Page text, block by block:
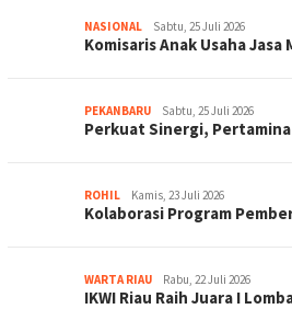
NASIONAL Sabtu, 25 Juli 2026
Komisaris Anak Usaha
PEKANBARU Sabtu, 25 Juli 2026
Perkuat Sinergi,
ROHIL Kamis, 23 Juli 2026
Kolaborasi Program
WARTA RIAU Rabu, 22 Juli 2026
IKWI Riau Raih Juara I